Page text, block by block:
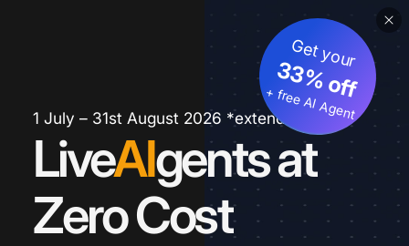
1 July – 31st August 2026 *extended
LiveAIgents at
Zero Cost
Get your
33% off
+ free AI Agent